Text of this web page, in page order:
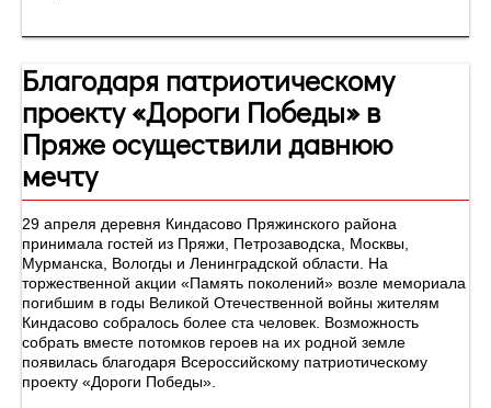
Благодаря патриотическому
проекту «Дороги Победы» в
Пряже осуществили давнюю
мечту
29 апреля деревня Киндасово Пряжинского района
принимала гостей из Пряжи, Петрозаводска, Москвы,
Мурманска, Вологды и Ленинградской области. На
торжественной акции «Память поколений» возле мемориала
погибшим в годы Великой Отечественной войны жителям
Киндасово собралось более ста человек. Возможность
собрать вместе потомков героев на их родной земле
появилась благодаря Всероссийскому патриотическому
проекту «Дороги Победы».